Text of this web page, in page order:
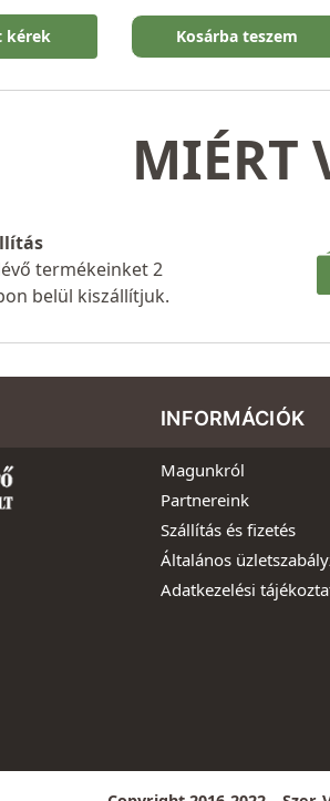
kérek Kosárba teszem
MIÉRT
termékeinket 2
belül kiszállítjuk.
INFORMÁCIÓK
Magunkról
Partnereink
Szállítás és fizetés
Általános
Adatkezelési